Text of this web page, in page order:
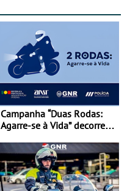
Campanha “Duas Rodas:
Agarre-se à Vida” decorre